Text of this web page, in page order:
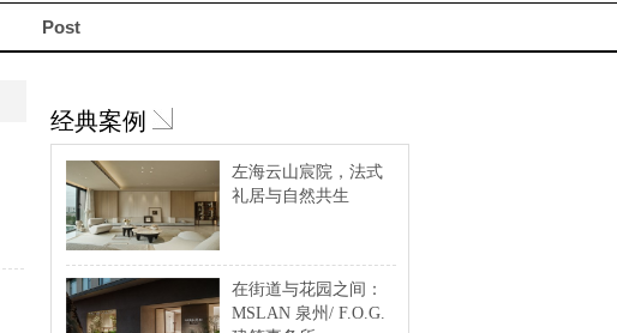
Post
经典案例
左海云山宸院，法式
礼居与自然共生
在街道与花园之间：
MSLAN 泉州/ F.O.G.